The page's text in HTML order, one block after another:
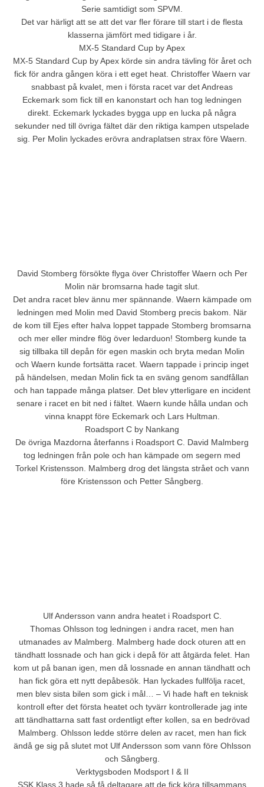
Serie samtidigt som SPVM.
Det var härligt att se att det var fler förare till start i de flesta
klasserna jämfört med tidigare i år.
MX-5 Standard Cup by Apex
MX-5 Standard Cup by Apex körde sin andra tävling för året och
fick för andra gången köra i ett eget heat. Christoffer Waern var
snabbast på kvalet, men i första racet var det Andreas
Eckemark som fick till en kanonstart och han tog ledningen
direkt. Eckemark lyckades bygga upp en lucka på några
sekunder ned till övriga fältet där den riktiga kampen utspelade
sig. Per Molin lyckades erövra andraplatsen strax före Waern.
David Stomberg försökte flyga över Christoffer Waern och Per
Molin när bromsarna hade tagit slut.
Det andra racet blev ännu mer spännande. Waern kämpade om
ledningen med Molin med David Stomberg precis bakom. När
de kom till Ejes efter halva loppet tappade Stomberg bromsarna
och mer eller mindre flög över ledarduon! Stomberg kunde ta
sig tillbaka till depån för egen maskin och bryta medan Molin
och Waern kunde fortsätta racet. Waern tappade i princip inget
på händelsen, medan Molin fick ta en sväng genom sandfållan
och han tappade många platser. Det blev ytterligare en incident
senare i racet en bit ned i fältet. Waern kunde hålla undan och
vinna knappt före Eckemark och Lars Hultman.
Roadsport C by Nankang
De övriga Mazdorna återfanns i Roadsport C. David Malmberg
tog ledningen från pole och han kämpade om segern med
Torkel Kristensson. Malmberg drog det längsta strået och vann
före Kristensson och Petter Sångberg.
Ulf Andersson vann andra heatet i Roadsport C.
Thomas Ohlsson tog ledningen i andra racet, men han
utmanades av Malmberg. Malmberg hade dock oturen att en
tändhatt lossnade och han gick i depå för att åtgärda felet. Han
kom ut på banan igen, men då lossnade en annan tändhatt och
han fick göra ett nytt depåbesök. Han lyckades fullfölja racet,
men blev sista bilen som gick i mål… – Vi hade haft en teknisk
kontroll efter det första heatet och tyvärr kontrollerade jag inte
att tändhattarna satt fast ordentligt efter kollen, sa en bedrövad
Malmberg. Ohlsson ledde större delen av racet, men han fick
ändå ge sig på slutet mot Ulf Andersson som vann före Ohlsson
och Sångberg.
Verktygsboden Modsport I & II
SSK Klass 3 hade så få deltagare att de fick köra tillsammans